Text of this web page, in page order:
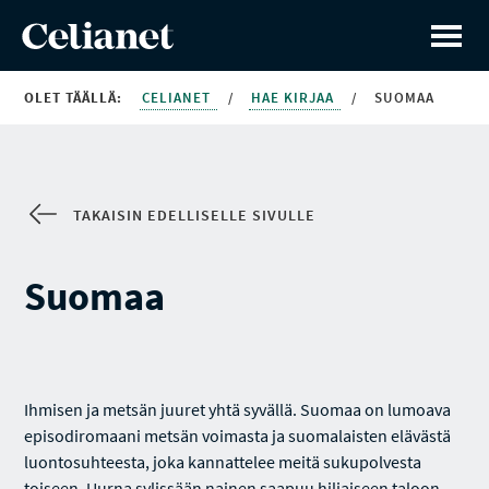
OLET TÄÄLLÄ: CELIANET / HAE KIRJAA / SUOMAA
TAKAISIN EDELLISELLE SIVULLE
Suomaa
Ihmisen ja metsän juuret yhtä syvällä. Suomaa on lumoava
episodiromaani metsän voimasta ja suomalaisten elävästä
luontosuhteesta, joka kannattelee meitä sukupolvesta